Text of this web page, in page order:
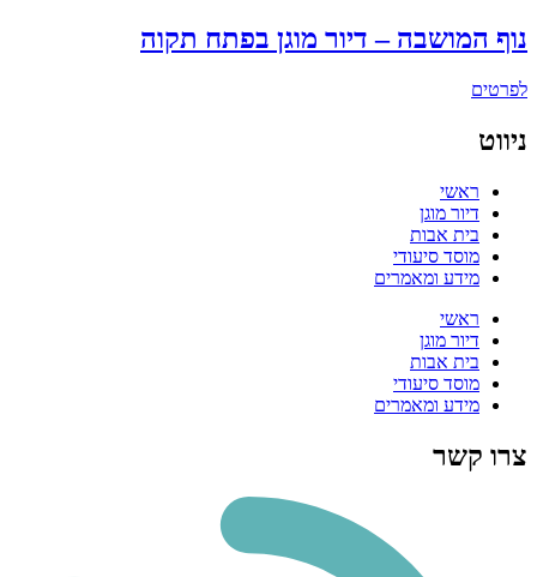
נוף המושבה – דיור מוגן בפתח תקוה
לפרטים
ניווט
ראשי
דיור מוגן
בית אבות
מוסד סיעודי
מידע ומאמרים
ראשי
דיור מוגן
בית אבות
מוסד סיעודי
מידע ומאמרים
צרו קשר